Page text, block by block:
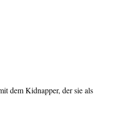
dem Kidnapper, der sie als